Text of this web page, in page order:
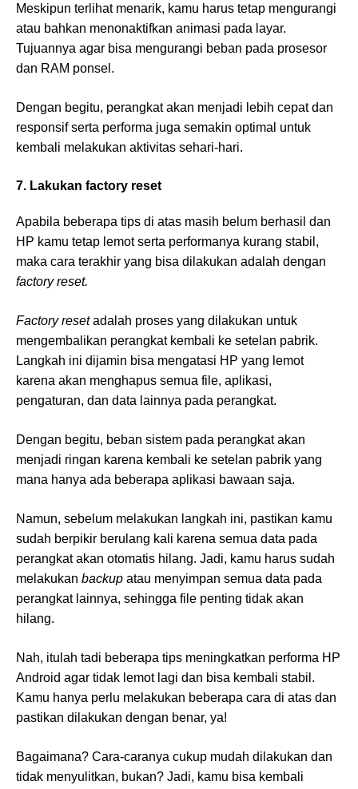
Meskipun terlihat menarik, kamu harus tetap mengurangi
atau bahkan menonaktifkan animasi pada layar.
Tujuannya agar bisa mengurangi beban pada prosesor
dan RAM ponsel.
Dengan begitu, perangkat akan menjadi lebih cepat dan
responsif serta performa juga semakin optimal untuk
kembali melakukan aktivitas sehari-hari.
7. Lakukan factory reset
Apabila beberapa tips di atas masih belum berhasil dan
HP kamu tetap lemot serta performanya kurang stabil,
maka cara terakhir yang bisa dilakukan adalah dengan
factory reset.
Factory resetadalah proses yang dilakukan untuk
mengembalikan perangkat kembali ke setelan pabrik.
Langkah ini dijamin bisa mengatasi HP yang lemot
karena akan menghapus semua file, aplikasi,
pengaturan, dan data lainnya pada perangkat.
Dengan begitu, beban sistem pada perangkat akan
menjadi ringan karena kembali ke setelan pabrik yang
mana hanya ada beberapa aplikasi bawaan saja.
Namun, sebelum melakukan langkah ini, pastikan kamu
sudah berpikir berulang kali karena semua data pada
perangkat akan otomatis hilang. Jadi, kamu harus sudah
melakukan backup atau menyimpan semua data pada
perangkat lainnya, sehingga file penting tidak akan
hilang.
Nah, itulah tadi beberapa tips meningkatkan performa HP
Android agar tidak lemot lagi dan bisa kembali stabil.
Kamu hanya perlu melakukan beberapa cara di atas dan
pastikan dilakukan dengan benar, ya!
Bagaimana? Cara-caranya cukup mudah dilakukan dan
tidak menyulitkan, bukan? Jadi, kamu bisa kembali